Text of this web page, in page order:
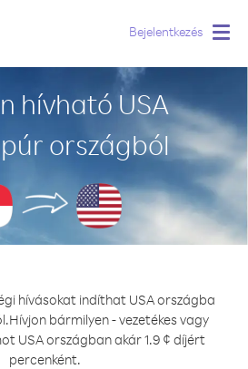
Bejelentkezés
hívható USA
országból
hívásokat indíthat USA országba
Hívjon bármilyen - vezetékes vagy
USA országban akár 1.9 ¢ díjért
percenként.